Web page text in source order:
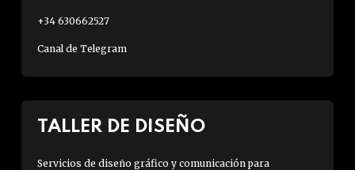
+34 630662527
Canal de Telegram
TALLER DE DISEÑO
Servicios de diseño gráfico y comunicación para